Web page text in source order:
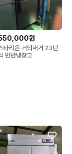
원
타리온 거의새거 23년
반반냉장고